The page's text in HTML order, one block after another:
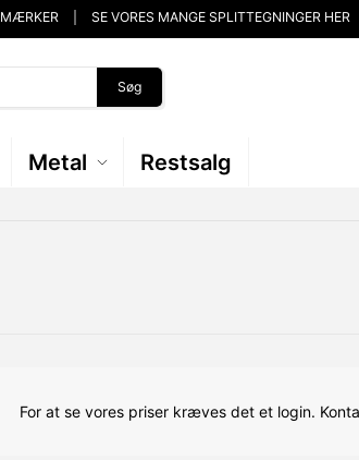
MÆRKER SE VORES MANGE SPLITTEGNINGER HER
Søg
Metal Restsalg
For at se vores priser kræves det et login.